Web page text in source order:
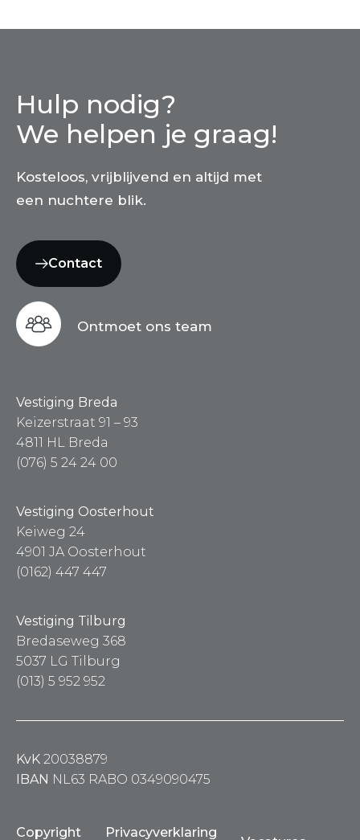
Hulp nodig?
We helpen je graag!
Kosteloos, vrijblijvend en altijd met
een nuchtere blik.
Contact
Ontmoet ons team
Vestiging Breda
Keizerstraat 91 – 93
4811 HL Breda
(076) 5 24 24 00
Vestiging Oosterhout
Keiweg 24
4901 JA Oosterhout
(0162) 447 447
Vestiging Tilburg
Bredaseweg 368
5037 LG Tilburg
(013) 5 952 952
KvK 20038879
IBAN NL63 RABO 0349090475
Copyright Privacyverklaring